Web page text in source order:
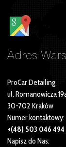
Adres
ProCar Detailing
ul. Romanowicza
30-702 Kraków
Numer kontaktowy:
+(48) 503 046 494
Napisz do Nas: